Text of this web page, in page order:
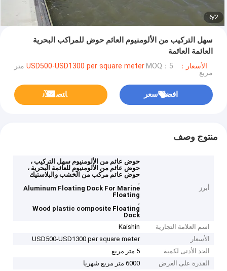
2
/
6
سهل التركيب من الألومنيوم العائم حوض للمراكب البحرية
العائمة العائمة
الأسعار：USD500-USD1300 per square meter MOQ：5 متر
مربع
افضل سعر ﺎﺘﺼﻟ ﺍﻶﻧ
منتوج وصف
أبرز
حوض عائم من الألومنيوم سهل التركيب ،
حوض عائم من الألومنيوم للعائمة البحرية ،
حوض عائم مركب من الخشب والبلاستيك
,
Aluminum Floating Dock For Marine
Floating
,
Wood plastic composite Floating
Dock
اسم العلامة التجارية
Kaishin
الأسعار
USD500-USD1300 per square meter
الحد الأدنى لكمية
5 متر مربع
القدرة على العرض
6000 متر مربع شهريا